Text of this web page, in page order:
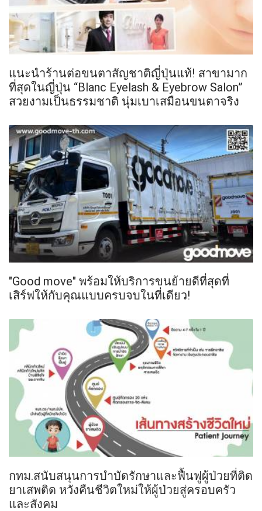
แนะนำร้านต่อขนตาสัญชาติญี่ปุ่นแท้! สาขามาก
ที่สุดในญี่ปุ่น “Blanc Eyelash & Eyebrow Salon”
สวยงามเป็นธรรมชาติ นุ่มเบาเสมือนขนตาจริง
"Good move" พร้อมให้บริการขนย้ายดีที่สุดที่
เสิร์ฟให้กับคุณแบบครบจบในที่เดียว!
กทม.สนับสนุนการบำบัดรักษาและฟื้นฟูผู้ป่วยที่ติด
ยาเสพติด หวังคืนชีวิตใหม่ให้ผู้ป่วยสู่ครอบครัว
และสังคม